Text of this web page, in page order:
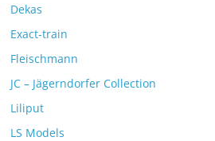
Dekas
Exact-train
Fleischmann
JC – Jägerndorfer Collection
Liliput
LS Models